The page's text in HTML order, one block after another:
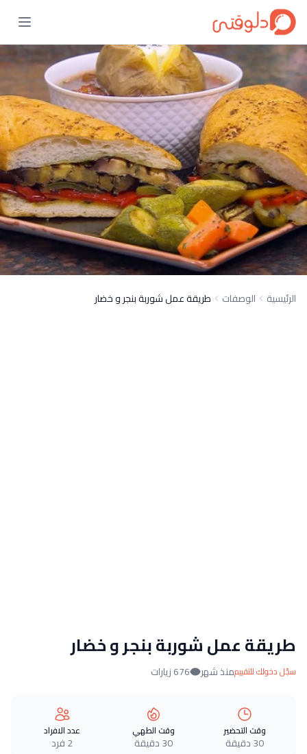
الرئيسية الوصفات طريقة عمل شوربة بنجر و خضار
طريقة عمل شوربة بنجر و خضار
سجّل دخولك للتقييممنذ شهر 676 زيارات
وقت التحضير
30 دقيقة
وقت الطهي
30 دقيقة
عدد الافراد
2 فرد